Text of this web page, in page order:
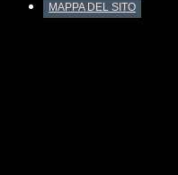
MAPPA DEL SITO